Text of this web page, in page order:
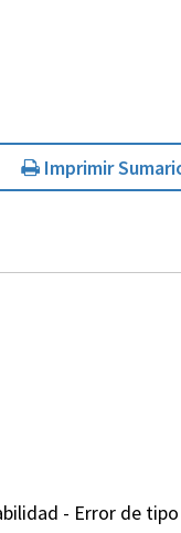
Imprimir
- Error de tipo